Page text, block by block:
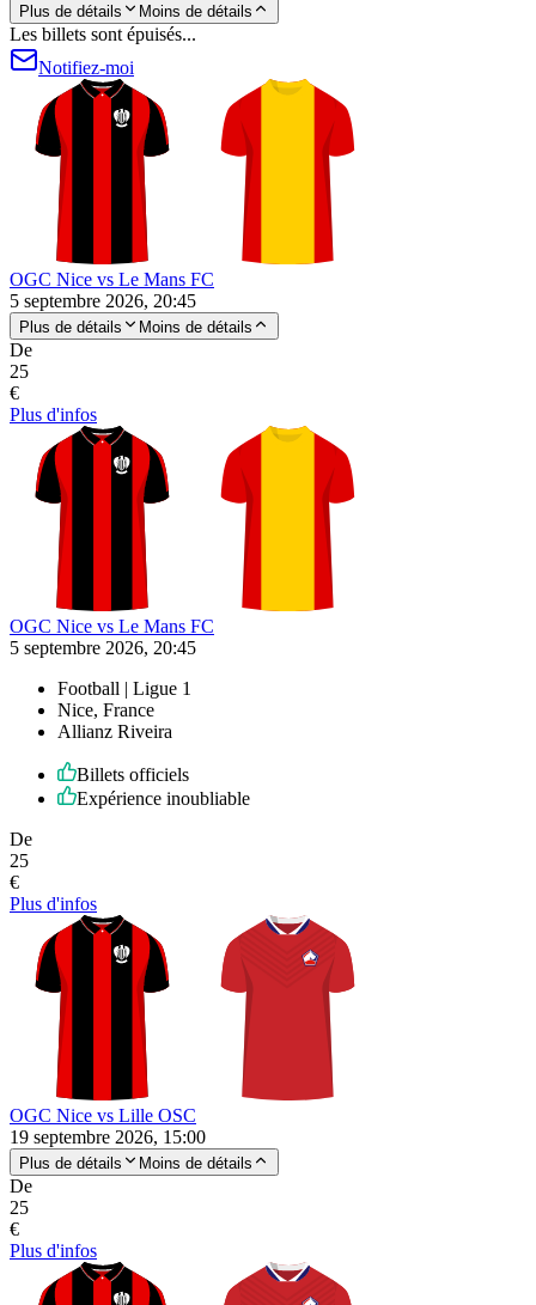
Plus de détails Moins de détails
Les billets sont épuisés...
Notifiez-moi
OGC Nice vs Le Mans FC
5 septembre 2026, 20:45
Plus de détails Moins de détails
De
25
€
Plus d'infos
OGC Nice vs Le Mans FC
5 septembre 2026, 20:45
Football | Ligue 1
Nice, France
Allianz Riveira
Billets officiels
Expérience inoubliable
De
25
€
Plus d'infos
OGC Nice vs Lille OSC
19 septembre 2026, 15:00
Plus de détails Moins de détails
De
25
€
Plus d'infos